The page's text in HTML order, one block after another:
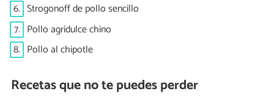
6. Strogonoff de pollo sencillo
7. Pollo agridulce chino
8. Pollo al chipotle
Recetas que no te puedes perder